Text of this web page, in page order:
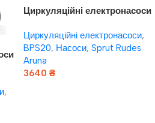
,
Циркуляційні електронасоси
BPS 20-12S
Циркуляційні електронасоси,
BPS20, Насоси, Sprut Rudes
Aruna
3640 ₴